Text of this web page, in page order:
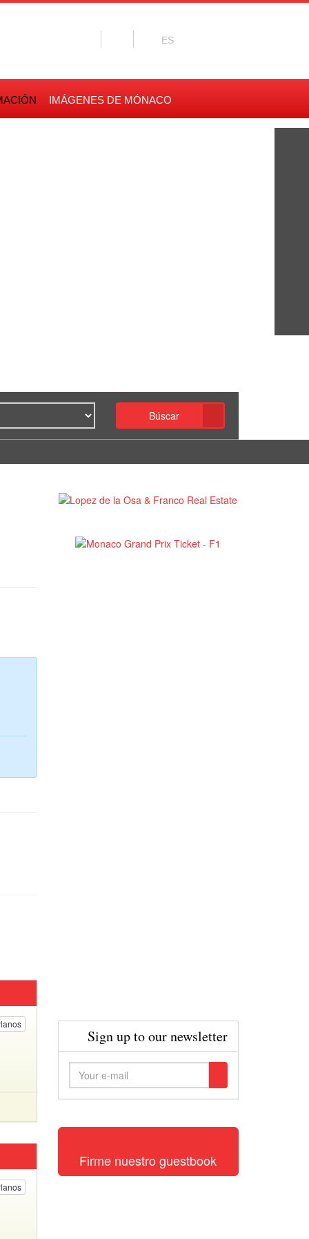
IMÁGENES DE MÓNACO
Búscar
Sign up to our newsletter
Firme nuestro guestbook